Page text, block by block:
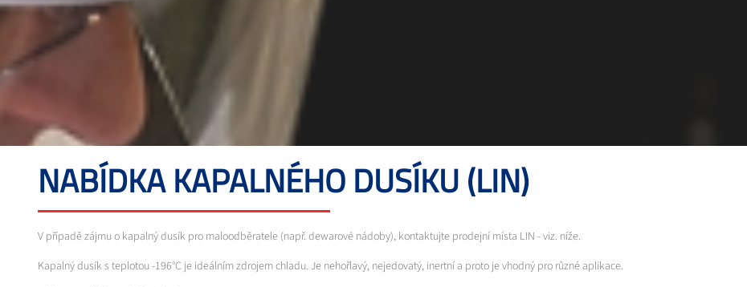
NABÍDKA KAPALNÉHO DUSÍKU (LIN)
V případě zájmu o kapalný dusík pro maloodběratele (např. dewarové nádoby), kontaktujte prodejní místa LIN - viz. níže.
Kapalný dusík s teplotou -196°C je ideálním zdrojem chladu. Je nehořlavý, nejedovatý, inertní a proto je vhodný pro různé aplikace.